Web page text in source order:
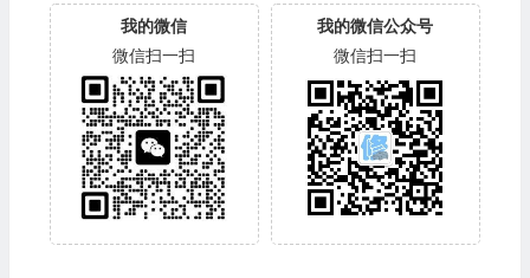
我的微信
微信扫一扫
我的微信公众号
微信扫一扫